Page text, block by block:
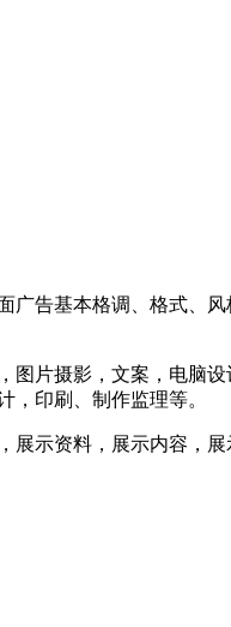
广告基本格调、格式、
图片摄影，文案，电脑
，印刷、制作监理等。
展示资料，展示内容，